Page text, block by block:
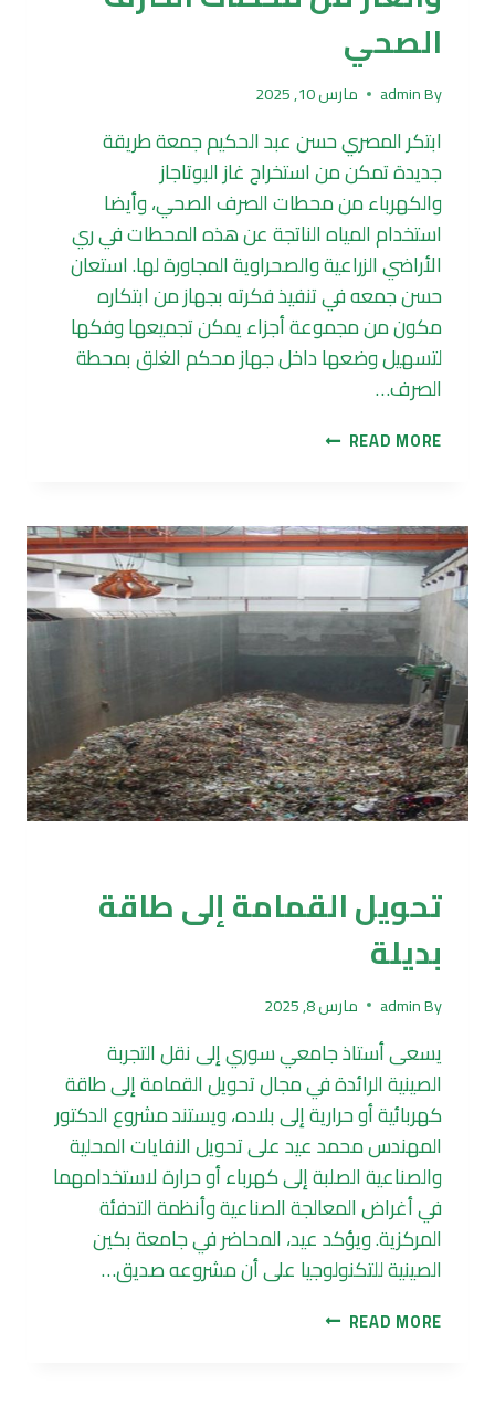
الصحي
By
admin مارس 10, 2025
ابتكر المصري حسن عبد الحكيم جمعة طريقة
جديدة تمكن من استخراج غاز البوتاجاز
والكهرباء من محطات الصرف الصحي، وأيضا
استخدام المياه الناتجة عن هذه المحطات في ري
الأراضي الزراعية والصحراوية المجاورة لها. استعان
حسن جمعه في تنفيذ فكرته بجهاز من ابتكاره
مكون من مجموعة أجزاء يمكن تجميعها وفكها
لتسهيل وضعها داخل جهاز محكم الغلق بمحطة
الصرف…
READ MORE مصري
من
محطات
الصرف
الصحي
تحويل القمامة إلى طاقة
بديلة
By
admin مارس 8, 2025
يسعى أستاذ جامعي سوري إلى نقل التجربة
الصينية الرائدة في مجال تحويل القمامة إلى طاقة
كهربائية أو حرارية إلى بلاده، ويستند مشروع الدكتور
المهندس محمد عيد على تحويل النفايات المحلية
والصناعية الصلبة إلى كهرباء أو حرارة لاستخدامهما
في أغراض المعالجة الصناعية وأنظمة التدفئة
المركزية. ويؤكد عيد، المحاضر في جامعة بكين
الصينية للتكنولوجيا على أن مشروعه صديق…
READ MORE تحويل